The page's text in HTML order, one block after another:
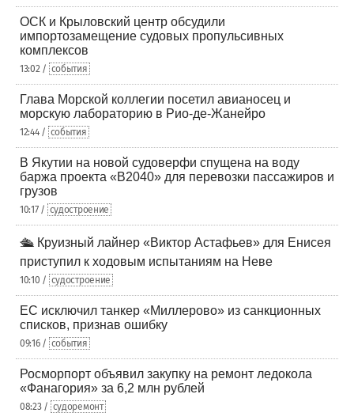
ОСК и Крыловский центр обсудили
импортозамещение судовых пропульсивных
комплексов
13:02 / события
Глава Морской коллегии посетил авианосец и
морскую лабораторию в Рио-де-Жанейро
12:44 / события
В Якутии на новой судоверфи спущена на воду
баржа проекта «В2040» для перевозки пассажиров и
грузов
10:17 / судостроение
🛳️ Круизный лайнер «Виктор Астафьев» для Енисея
приступил к ходовым испытаниям на Неве
10:10 / судостроение
ЕС исключил танкер «Миллерово» из санкционных
списков, признав ошибку
09:16 / события
Росморпорт объявил закупку на ремонт ледокола
«Фанагория» за 6,2 млн рублей
08:23 / судоремонт